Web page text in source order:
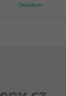
Skladem